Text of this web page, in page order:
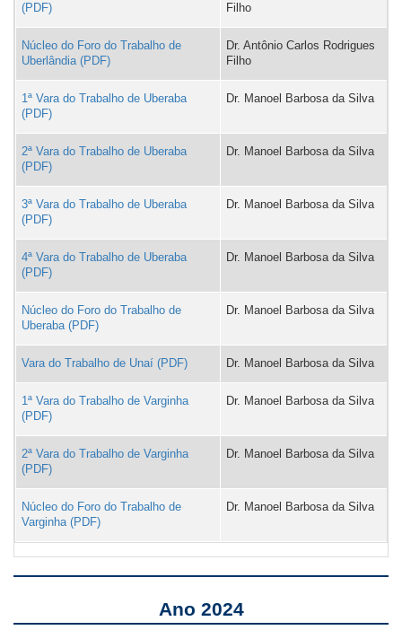
Filho
Núcleo do Foro do Trabalho de
Uberlândia
Dr. Antônio Carlos Rodrigues
Filho
1ª Vara do Trabalho de Uberaba Dr. Manoel Barbosa da Silva
2ª Vara do Trabalho de Uberaba Dr. Manoel Barbosa da Silva
3ª Vara do Trabalho de Uberaba Dr. Manoel Barbosa da Silva
4ª Vara do Trabalho de Uberaba Dr. Manoel Barbosa da Silva
Núcleo do Foro do Trabalho de
Uberaba
Dr. Manoel Barbosa da Silva
Vara do Trabalho de Unaí Dr. Manoel Barbosa da Silva
1ª Vara do Trabalho de Varginha Dr. Manoel Barbosa da Silva
2ª Vara do Trabalho de Varginha Dr. Manoel Barbosa da Silva
Núcleo do Foro do Trabalho de
Varginha
Dr. Manoel Barbosa da Silva
Ano 2024